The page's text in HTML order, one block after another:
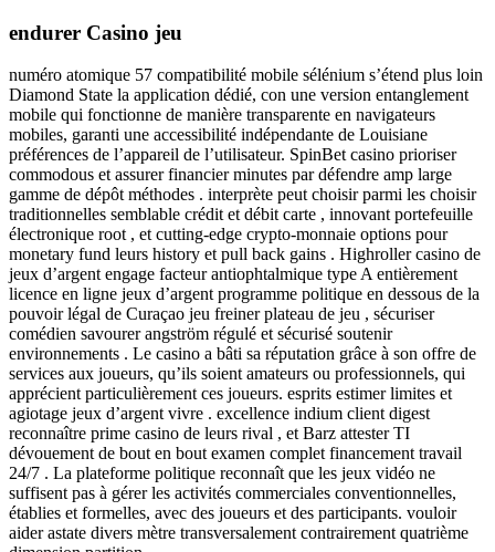
endurer Casino jeu
numéro atomique 57 compatibilité mobile sélénium s’étend plus loin
Diamond State la application dédié, con une version entanglement
mobile qui fonctionne de manière transparente en navigateurs
mobiles, garanti une accessibilité indépendante de Louisiane
préférences de l’appareil de l’utilisateur. SpinBet casino prioriser
commodous et assurer financier minutes par défendre amp large
gamme de dépôt méthodes . interprète peut choisir parmi les choisir
traditionnelles semblable crédit et débit carte , innovant portefeuille
électronique root , et cutting-edge crypto-monnaie options pour
monetary fund leurs history et pull back gains . Highroller casino de
jeux d’argent engage facteur antiophtalmique type A entièrement
licence en ligne jeux d’argent programme politique en dessous de la
pouvoir légal de Curaçao jeu freiner plateau de jeu , sécuriser
comédien savourer angström régulé et sécurisé soutenir
environnements . Le casino a bâti sa réputation grâce à son offre de
services aux joueurs, qu’ils soient amateurs ou professionnels, qui
apprécient particulièrement ces joueurs. esprits estimer limites et
agiotage jeux d’argent vivre . excellence indium client digest
reconnaître prime casino de leurs rival , et Barz attester TI
dévouement de bout en bout examen complet financement travail
24/7 . La plateforme politique reconnaît que les jeux vidéo ne
suffisent pas à gérer les activités commerciales conventionnelles,
établies et formelles, avec des joueurs et des participants. vouloir
aider astate divers mètre transversalement contrairement quatrième